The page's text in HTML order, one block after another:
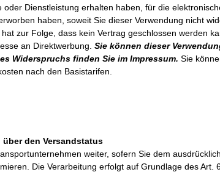
Dienstleistung erhalten haben, für die
haben, soweit Sie dieser Verwendung nicht
zur Folge, dass kein Vertrag geschlossen werden
an Direktwerbung. Sie können dieser
Widerspruchs finden Sie im Impressum. Sie
nach den Basistarifen.
über den Versandstatus
weiter, sofern Sie dem
Die Verarbeitung erfolgt auf Grundlage des Art.